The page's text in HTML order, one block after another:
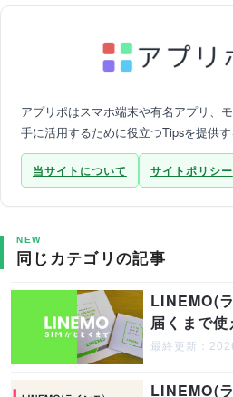
アプリポはスマホ端末や有名アプリ、
手に活用するために役立つTipsを提供す
当サイトについて サイトポリシー
NEW
同じカテゴリの記事
LINEMO(
届くまで使
最終更新：
LINEMO(